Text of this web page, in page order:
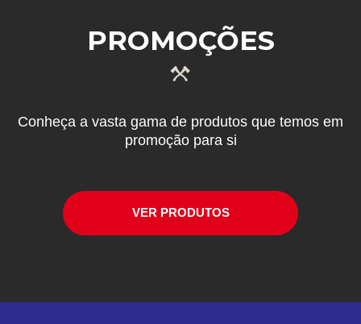
PROMOÇÕES
Conheça a vasta gama de produtos que temos em
promoção para si
VER PRODUTOS